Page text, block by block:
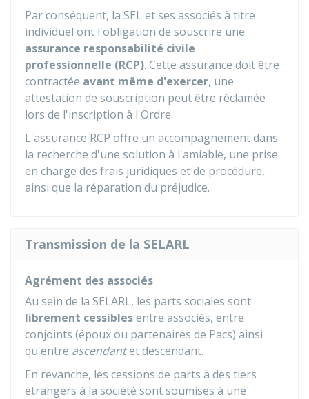
Par conséquent, la SEL et ses associés à titre
individuel ont l'obligation de souscrire une
assurance responsabilité civile
professionnelle (RCP). Cette assurance doit être
contractée avant même d'exercer, une
attestation de souscription peut être réclamée
lors de l'inscription à l'Ordre.
L'assurance RCP offre un accompagnement dans
la recherche d'une solution à l'amiable, une prise
en charge des frais juridiques et de procédure,
ainsi que la réparation du préjudice.
Transmission de la SELARL
Agrément des associés
Au sein de la SELARL, les parts sociales sont
librement cessiblesentre associés, entre
conjoints (époux ou partenaires de Pacs) ainsi
qu'entre ascendantet descendant.
En revanche, les cessions de parts à des tiers
étrangers à la société sont soumises à une